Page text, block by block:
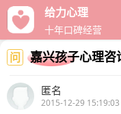
给力心理
十年口碑经营
问 嘉兴孩子心理咨
匿名
2015-12-29 15:19:03